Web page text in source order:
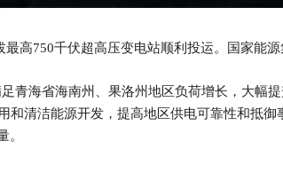
最高750千伏超高压变电站顺利投运。国家能
青海省海南州、果洛州地区负荷增长，大幅
和清洁能源开发，提高地区供电可靠性和抵御
。